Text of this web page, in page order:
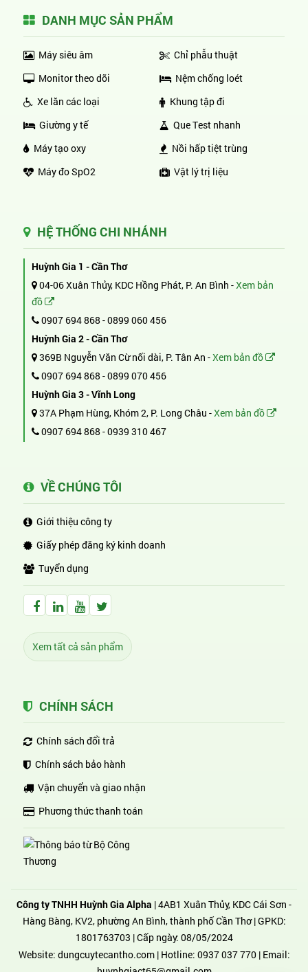
DANH MỤC SẢN PHẨM
Máy siêu âm
Monitor theo dõi
Xe lăn các loại
Giường y tế
Máy tạo oxy
Máy đo SpO2
Chỉ phẫu thuật
Nệm chống loét
Khung tập đi
Que Test nhanh
Nồi hấp tiệt trùng
Vật lý trị liệu
HỆ THỐNG CHI NHÁNH
Huỳnh Gia 1 - Cần Thơ
04-06 Xuân Thủy, KDC Hồng Phát, P. An Bình -Xem bản
đồ
0907 694 868 -0899 060 456
Huỳnh Gia 2 - Cần Thơ
369B Nguyễn Văn Cừ nối dài, P. Tân An -Xem bản đồ
0907 694 868 -0899 070 456
Huỳnh Gia 3 - Vĩnh Long
37A Phạm Hùng, Khóm 2, P. Long Châu -Xem bản đồ
0907 694 868 -0939 310 467
VỀ CHÚNG TÔI
Giới thiệu công ty
Giấy phép đăng ký kinh doanh
Tuyển dụng
Facebook Huỳnh Gia Alpha
LinkedIn Huỳnh Gia Alpha
YouTube Huỳnh Gia Alpha
Twitter Huỳnh Gia Alpha
Xem tất cả sản phẩm
CHÍNH SÁCH
Chính sách đổi trả
Chính sách bảo hành
Vận chuyển và giao nhận
Phương thức thanh toán
Công ty TNHH Huỳnh Gia Alpha | 4AB1 Xuân Thủy, KDC Cái Sơn -
Hàng Bàng, KV2, phường An Bình, thành phố Cần Thơ | GPKD:
1801763703 | Cấp ngày: 08/05/2024
Website: dungcuytecantho.com| Hotline: 0937 037 770| Email: